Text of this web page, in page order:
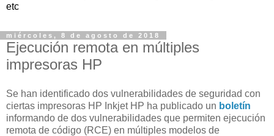
etc
miércoles, 8 de agosto de 2018
Ejecución remota en múltiples
impresoras HP
Se han identificado dos vulnerabilidades de seguridad con
ciertas impresoras HP Inkjet HP ha publicado un boletín
informando de dos vulnerabilidades que permiten ejecución
remota de código (RCE) en múltiples modelos de